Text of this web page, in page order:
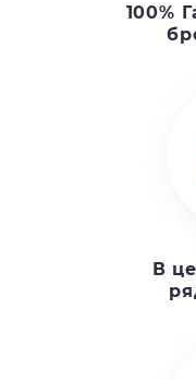
100%
В